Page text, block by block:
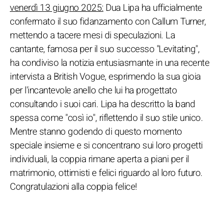
venerdì 13 giugno 2025: Dua Lipa ha ufficialmente
confermato il suo fidanzamento con Callum Turner,
mettendo a tacere mesi di speculazioni. La
cantante, famosa per il suo successo "Levitating",
ha condiviso la notizia entusiasmante in una recente
intervista a British Vogue, esprimendo la sua gioia
per l'incantevole anello che lui ha progettato
consultando i suoi cari. Lipa ha descritto la band
spessa come "così io", riflettendo il suo stile unico.
Mentre stanno godendo di questo momento
speciale insieme e si concentrano sui loro progetti
individuali, la coppia rimane aperta a piani per il
matrimonio, ottimisti e felici riguardo al loro futuro.
Congratulazioni alla coppia felice!